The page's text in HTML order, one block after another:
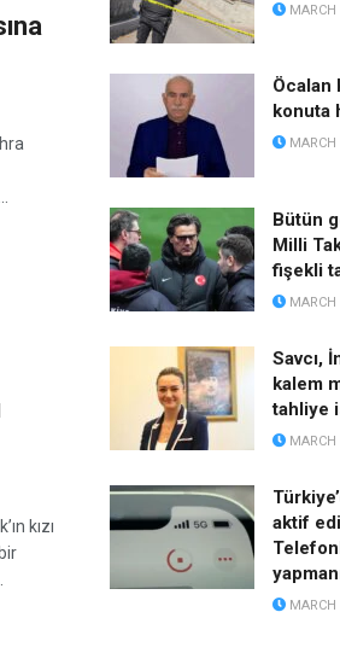
kızı
Öcalan
konuta
Bütün
Milli
fişekli
Savcı,
kalem
tahliye
aktif